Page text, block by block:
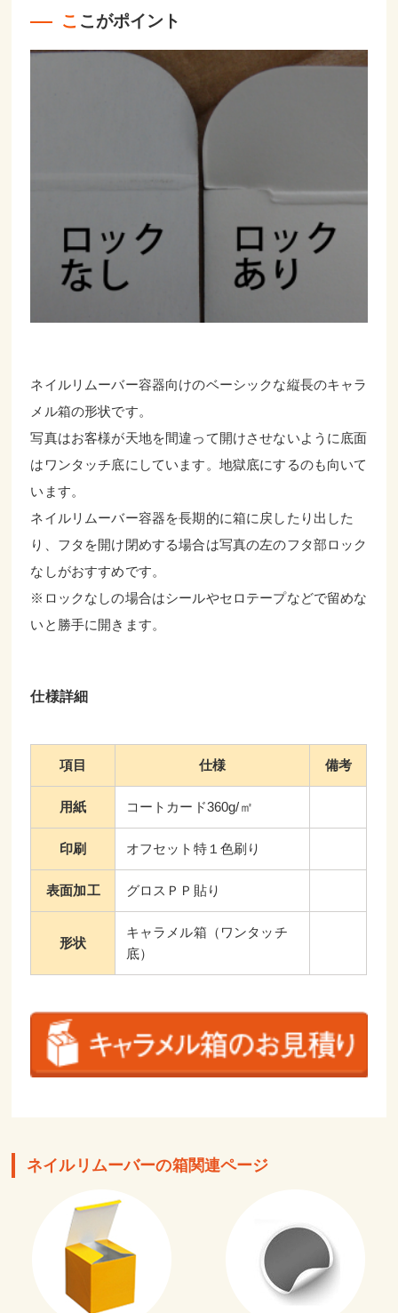
ここがポイント
ネイルリムーバー容器向けのベーシックな縦長のキャラ
メル箱の形状です。
写真はお客様が天地を間違って開けさせないように底面
はワンタッチ底にしています。地獄底にするのも向いて
います。
ネイルリムーバー容器を長期的に箱に戻したり出した
り、フタを開け閉めする場合は写真の左のフタ部ロック
なしがおすすめです。
※ロックなしの場合はシールやセロテープなどで留めな
いと勝手に開きます。
仕様詳細
項目 仕様 備考
用紙 コートカード360g/㎡
印刷 オフセット特１色刷り
表面加工 グロスＰＰ貼り
形状
キャラメル箱（ワンタッチ
底）
ネイルリムーバーの箱関連ページ